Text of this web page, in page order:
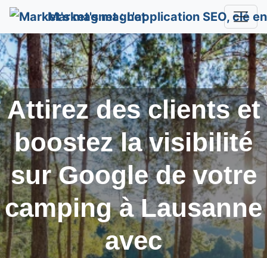
Market's magnet
Attirez des clients et
boostez la visibilité
sur Google de votre
camping àLausanne
avec